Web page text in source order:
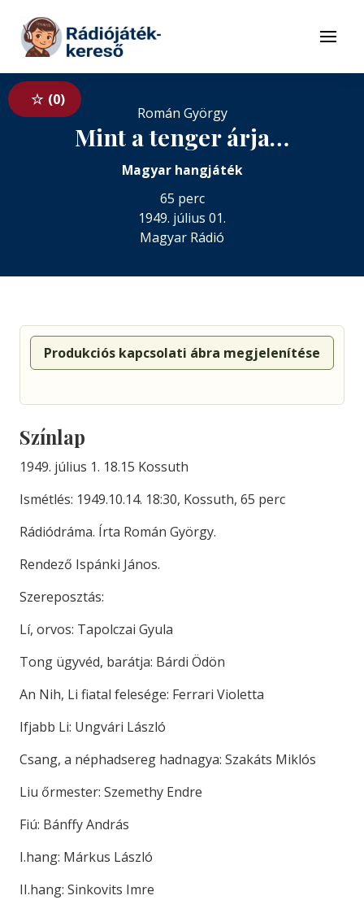
Tovább a tartalomhoz
Menü
0
Román György
Mint a tenger árja…
Magyar hangjáték
65 perc
1949. július 01.
Magyar Rádió
Produkciós kapcsolati ábra megjelenítése
Színlap
1949. július 1. 18.15 Kossuth
Ismétlés: 1949.10.14. 18:30, Kossuth, 65 perc
Rádiódráma. Írta Román György.
Rendező Ispánki János.
Szereposztás:
Lí, orvos: Tapolczai Gyula
Tong ügyvéd, barátja: Bárdi Ödön
An Nih, Li fiatal felesége: Ferrari Violetta
Ifjabb Li: Ungvári László
Csang, a néphadsereg hadnagya: Szakáts Miklós
Liu őrmester: Szemethy Endre
Fiú: Bánffy András
I.hang: Márkus László
II.hang: Sinkovits Imre